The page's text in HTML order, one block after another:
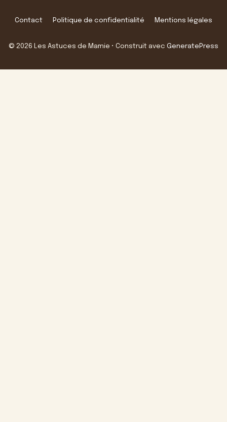
Contact Politique de confidentialité Mentions légales
© 2026 Les Astuces de Mamie • Construit avec GeneratePress